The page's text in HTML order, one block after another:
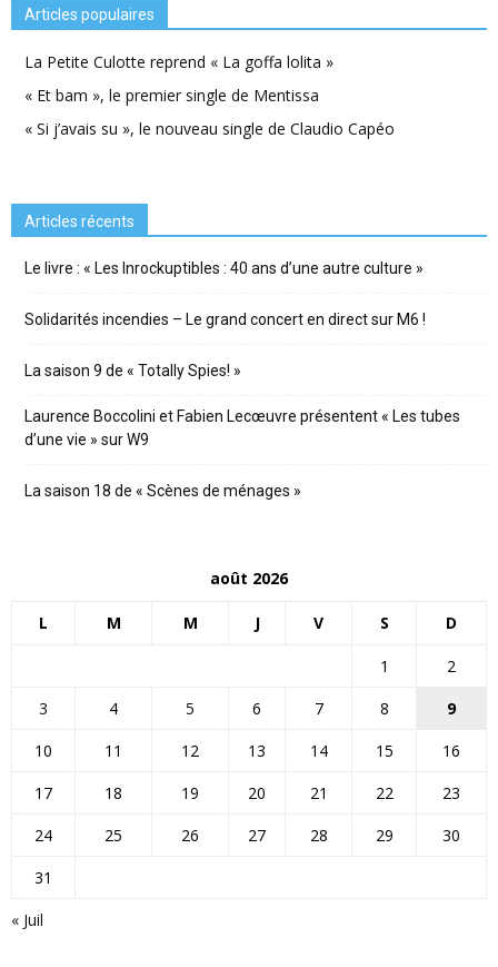
Articles populaires
La Petite Culotte reprend « La goffa lolita »
« Et bam », le premier single de Mentissa
« Si j’avais su », le nouveau single de Claudio Capéo
Articles récents
Le livre : « Les Inrockuptibles : 40 ans d’une autre culture »
Solidarités incendies – Le grand concert en direct sur M6 !
La saison 9 de « Totally Spies! »
Laurence Boccolini et Fabien Lecœuvre présentent « Les tubes
d’une vie » sur W9
La saison 18 de « Scènes de ménages »
août 2026
L M M J V S D
« Juil
1
2
3
4 5 6 7 8
9
10
11 12 13 14 15
16
17
18 19 20 21 22
23
24
25 26 27 28 29
30
31